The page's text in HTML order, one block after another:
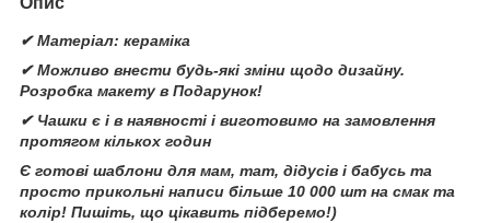
✔ Матеріал: кераміка
✔ Можливо внести будь-які зміни щодо дизайну.
Розробка макету в Подарунок!
✔ Чашки є і в наявності і виготовимо на замовлення
протягом кількох годин
Є готові шаблони для мам, тат, дідусів і бабусь та
просто прикольні написи більше 10 000 шт на смак та
колір! Пишіть, що цікавить підберемо!)